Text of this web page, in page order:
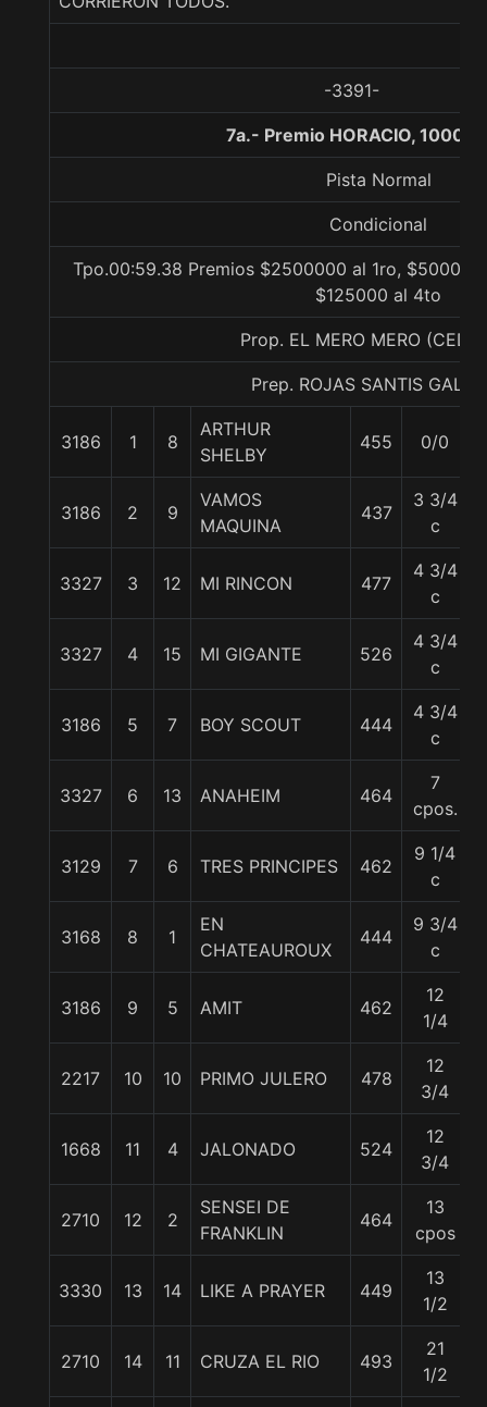
-3391-
7a.- Premio HORACIO, 1000
Pista Normal
Condicional
Tpo.00:59.38 Premios $2500000 al 1ro,
$125000 al 4to
Prop. EL MERO MERO
Prep. ROJAS SANTIS
3186 1 8
ARTHUR
SHELBY
455 0/0
3186 2 9
VAMOS
MAQUINA
437
3 3/4
c
3327 3 12 MI RINCON 477
4 3/4
c
3327 4 15 MI GIGANTE 526
4 3/4
c
3186 5 7 BOY SCOUT 444
4 3/4
c
3327 6 13 ANAHEIM 464
7
cpos.
3129 7 6 TRES PRINCIPES 462
9 1/4
c
3168 8 1
EN
CHATEAUROUX
444
9 3/4
c
3186 9 5 AMIT 462
12
1/4
2217 10 10 PRIMO JULERO 478
12
3/4
1668 11 4 JALONADO 524
12
3/4
2710 12 2
SENSEI DE
FRANKLIN
464
13
cpos
3330 13 14 LIKE A PRAYER 449
13
1/2
2710 14 11 CRUZA EL RIO 493
21
1/2